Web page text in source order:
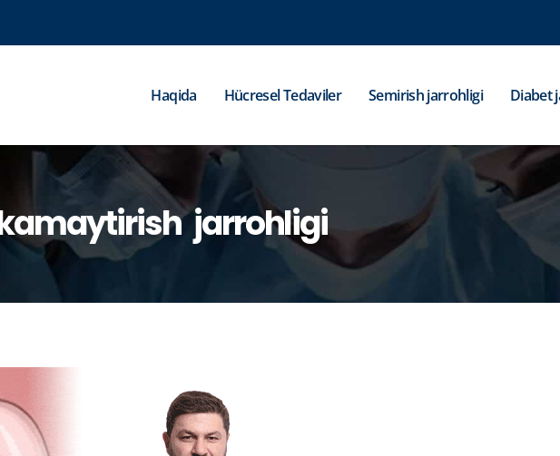
Haqida Hücresel Tedaviler Semirish jarrohligi Diabet
jarrohligi